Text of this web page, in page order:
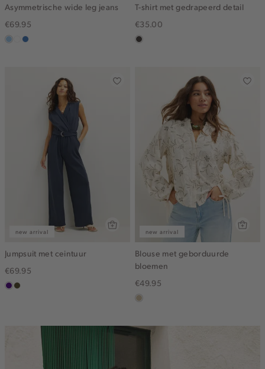
Asymmetrische wide leg jeans
€69.95
blauw,
witblauw,
T-shirt met gedrapeerd detail
€35.00
choco
new arrival
Jumpsuit met ceintuur
€69.95
indigogroen,
new arrival
Blouse met geborduurde
bloemen
€49.95
lichtzand